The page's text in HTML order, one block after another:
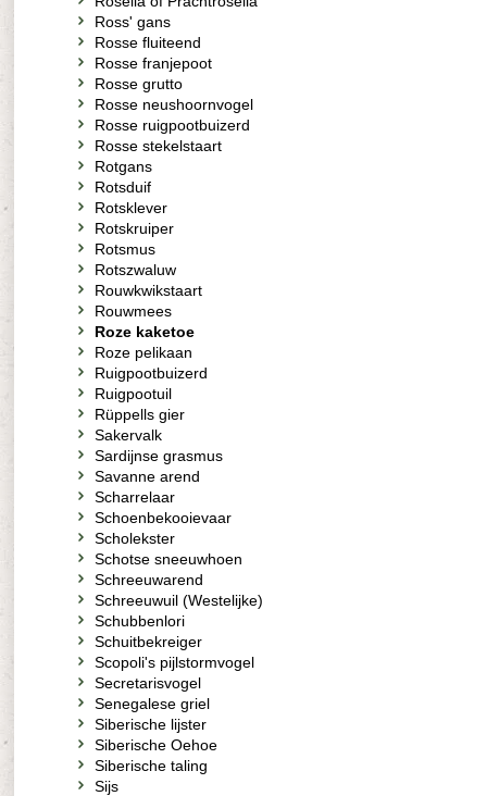
Ross' gans
Rosse fluiteend
Rosse franjepoot
Rosse grutto
Rosse neushoornvogel
Rosse ruigpootbuizerd
Rosse stekelstaart
Rotgans
Rotsduif
Rotsklever
Rotskruiper
Rotsmus
Rotszwaluw
Rouwkwikstaart
Rouwmees
Roze kaketoe
Roze pelikaan
Ruigpootbuizerd
Ruigpootuil
Rüppells gier
Sakervalk
Sardijnse grasmus
Savanne arend
Scharrelaar
Schoenbekooievaar
Scholekster
Schotse sneeuwhoen
Schreeuwarend
Schreeuwuil (Westelijke)
Schubbenlori
Schuitbekreiger
Scopoli's pijlstormvogel
Secretarisvogel
Senegalese griel
Siberische lijster
Siberische Oehoe
Siberische taling
Sijs